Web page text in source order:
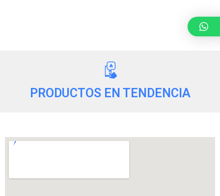
PRODUCTOS EN TENDENCIA